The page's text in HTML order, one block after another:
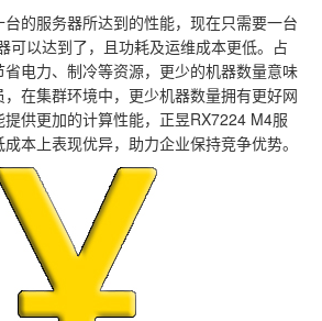
的服务器所达到的性能，现在只需要一台
可以达到了，且功耗及运维成本更低。占
电力、制冷等资源，更少的机器数量意味
在集群环境中，更少机器数量拥有更好网
供更加的计算性能，正昱RX7224 M4服
本上表现优异，助力企业保持竞争优势。